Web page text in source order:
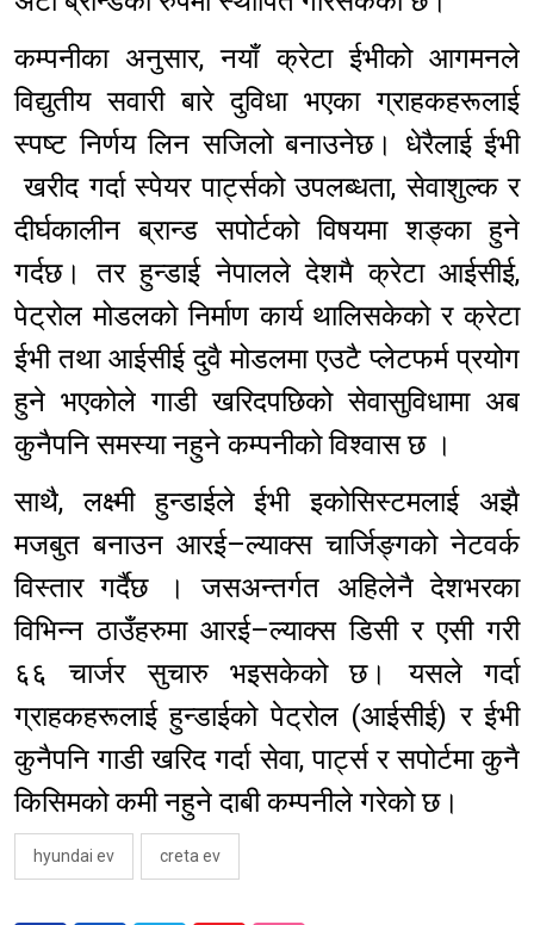
कम्पनीका अनुसार, नयाँ क्रेटा ईभीको आगमनले
विद्युतीय सवारी बारे दुविधा भएका ग्राहकहरूलाई
स्पष्ट निर्णय लिन सजिलो बनाउनेछ। धेरैलाई ईभी
खरीद गर्दा स्पेयर पार्ट्सको उपलब्धता, सेवाशुल्क र
दीर्घकालीन ब्रान्ड सपोर्टको विषयमा शङ्का हुने
गर्दछ। तर हुन्डाई नेपालले देशमै क्रेटा आईसीई,
पेट्रोल मोडलको निर्माण कार्य थालिसकेको र क्रेटा
ईभी तथा आईसीई दुवै मोडलमा एउटै प्लेटफर्म प्रयोग
हुने भएकोले गाडी खरिदपछिको सेवासुविधामा अब
कुनैपनि समस्या नहुने कम्पनीको विश्वास छ ।
साथै, लक्ष्मी हुन्डाईले ईभी इकोसिस्टमलाई अझै
मजबुत बनाउन आरई–ल्याक्स चार्जिङ्गको नेटवर्क
विस्तार गर्दैछ । जसअन्तर्गत अहिलेनै देशभरका
विभिन्न ठाउँहरुमा आरई–ल्याक्स डिसी र एसी गरी
६६ चार्जर सुचारु भइसकेको छ। यसले गर्दा
ग्राहकहरूलाई हुन्डाईको पेट्रोल (आईसीई) र ईभी
कुनैपनि गाडी खरिद गर्दा सेवा, पार्ट्स र सपोर्टमा कुनै
किसिमको कमी नहुने दाबी कम्पनीले गरेको छ।
hyundai ev creta ev